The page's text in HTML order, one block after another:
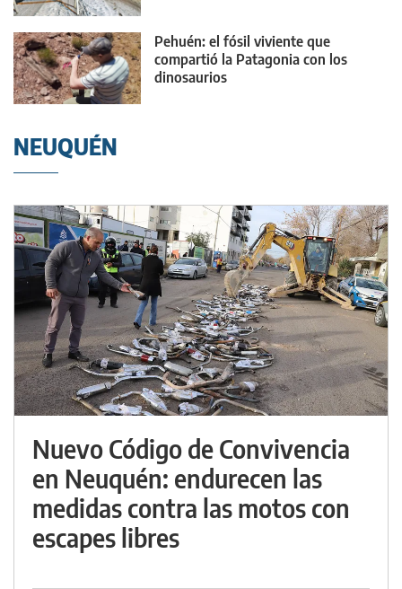
Pehuén: el fósil viviente que
compartió la Patagonia con los
dinosaurios
NEUQUÉN
Nuevo Código de Convivencia
en Neuquén: endurecen las
medidas contra las motos con
escapes libres